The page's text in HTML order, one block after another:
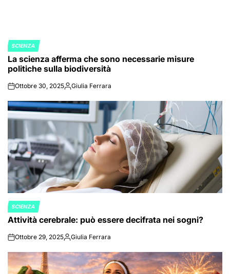
POSTED
IN
SCIENZA
La scienza afferma che sono necessarie misure
politiche sulla biodiversità
onOttobre 30, 2025Posted
Giulia Ferrara
POSTED
IN
SCIENZA
Attività cerebrale: può essere decifrata nei sogni?
onOttobre 29, 2025Posted
Giulia Ferrara